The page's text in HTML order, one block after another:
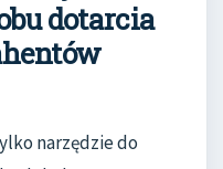
dotarcia
narzędzie do